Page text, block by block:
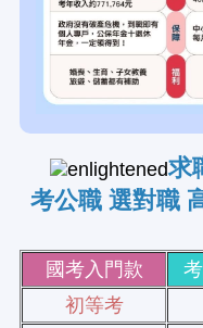
求
考公職 選對職
國考入門款
初等考